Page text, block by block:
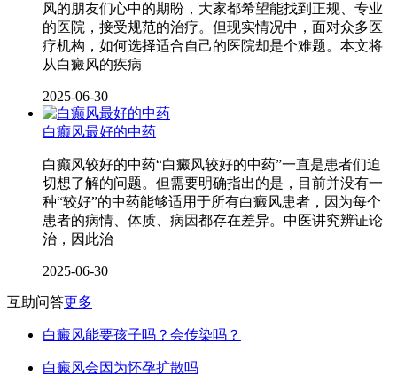
风的朋友们心中的期盼，大家都希望能找到正规、专业
的医院，接受规范的治疗。但现实情况中，面对众多医
疗机构，如何选择适合自己的医院却是个难题。本文将
从白癜风的疾病
2025-06-30
白癫风最好的中药
白癫风较好的中药“白癜风较好的中药”一直是患者们迫
切想了解的问题。但需要明确指出的是，目前并没有一
种“较好”的中药能够适用于所有白癜风患者，因为每个
患者的病情、体质、病因都存在差异。中医讲究辨证论
治，因此治
2025-06-30
互助问答更多
白癜风能要孩子吗？会传染吗？
白癜风会因为怀孕扩散吗